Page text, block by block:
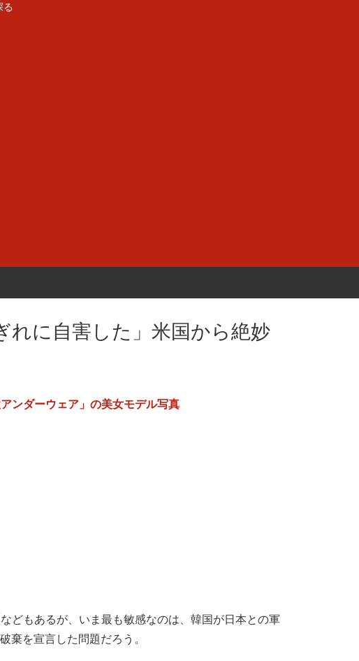
る
れに自害した」米国から絶妙
ンダーウェア」の美女モデル写真
どもあるが、いま最も敏感なのは、韓国が日本との軍
棄を宣言した問題だろう。